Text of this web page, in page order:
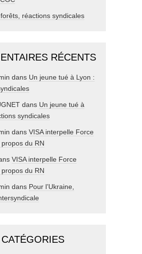
réactions syndicales
RÉCENTS
dans Un jeune tué à Lyon :
dans Un jeune tué à
syndicales
dans VISA interpelle Force
du RN
VISA interpelle Force
du RN
dans Pour l’Ukraine,
CATÉGORIES